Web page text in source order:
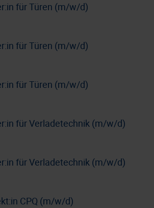
für Türen (m/w/d)
für Türen (m/w/d)
für Türen (m/w/d)
für Verladetechnik (m/w/d)
für Verladetechnik (m/w/d)
CPQ (m/w/d)